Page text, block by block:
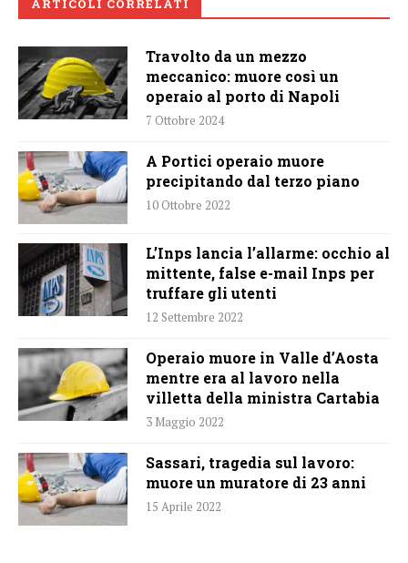
ARTICOLI CORRELATI
Travolto da un mezzo
meccanico: muore così un
operaio al porto di Napoli
7 Ottobre 2024
A Portici operaio muore
precipitando dal terzo piano
10 Ottobre 2022
L’Inps lancia l’allarme: occhio al
mittente, false e-mail Inps per
truffare gli utenti
12 Settembre 2022
Operaio muore in Valle d’Aosta
mentre era al lavoro nella
villetta della ministra Cartabia
3 Maggio 2022
Sassari, tragedia sul lavoro:
muore un muratore di 23 anni
15 Aprile 2022